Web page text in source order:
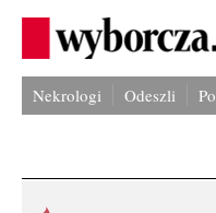
Nekrologi Odeszli